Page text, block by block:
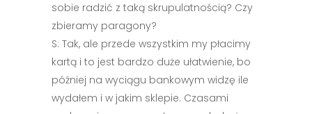
sobie radzić z taką skrupulatnością? Czy
zbieramy paragony?
S: Tak, ale przede wszystkim my płacimy
kartą i to jest bardzo duże ułatwienie, bo
później na wyciągu bankowym widzę ile
wydałem i w jakim sklepie. Czasami